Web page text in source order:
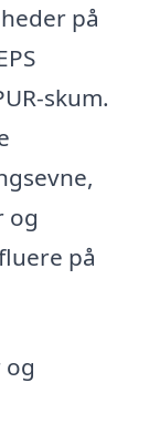
på
skum.
og
på
og